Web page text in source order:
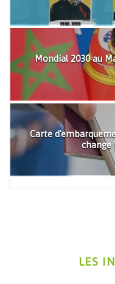
Mondial 2030 au
Carte
change
LES